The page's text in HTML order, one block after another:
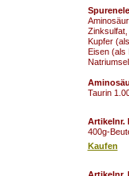
Kupfer
Eisen (als
Taurin
Artikelnr.
400g-
Kaufen
Artikelnr.